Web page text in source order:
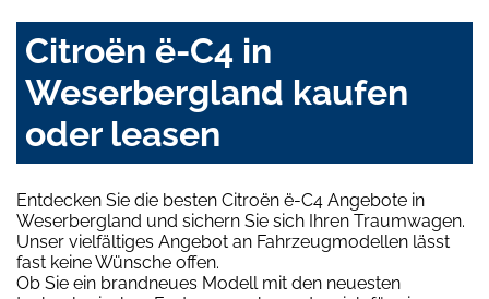
Citroën ë-C4 in
Weserbergland kaufen
oder leasen
Entdecken Sie die besten Citroën ë-C4 Angebote in
Weserbergland und sichern Sie sich Ihren Traumwagen.
Unser vielfältiges Angebot an Fahrzeugmodellen lässt
fast keine Wünsche offen.
Ob Sie ein brandneues Modell mit den neuesten